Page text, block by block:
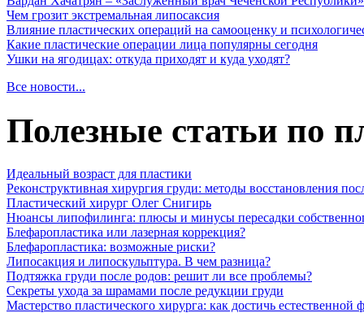
Чем грозит экстремальная липосаксия
Влияние пластических операций на самооценку и
Какие пластические операции лица популярны сегодня
Ушки на ягодицах: откуда приходят и куда уходят?
Все новости...
Полезные статьи по
Идеальный возраст для пластики
Реконструктивная хирургия груди: методы восстановления
Пластический хирург Олег Снигирь
Нюансы липофилинга: плюсы и минусы пересадки
Блефаропластика или лазерная коррекция?
Блефаропластика: возможные риски?
Липосакция и липоскульптура. В чем разница?
Подтяжка груди после родов: решит ли все проблемы?
Секреты ухода за шрамами после редукции груди
Мастерство пластического хирурга: как достичь